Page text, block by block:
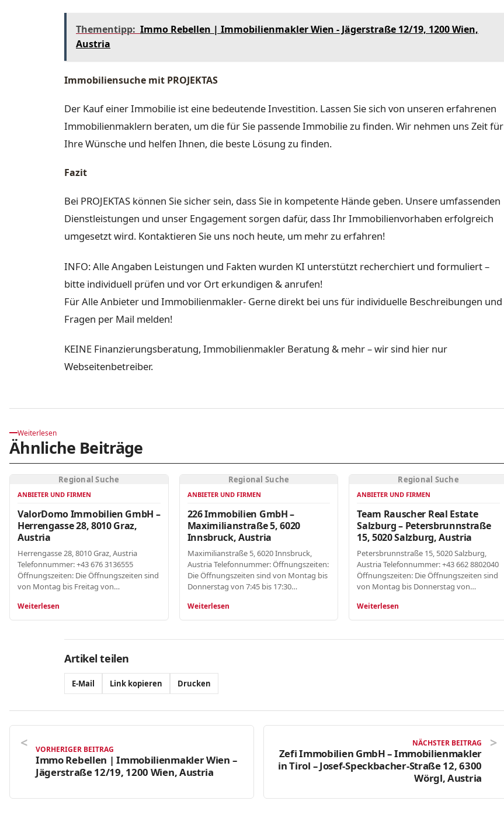
Thementipp: Immo Rebellen | Immobilienmakler Wien - Jägerstraße 12/19, 1200 Wien,
Austria
Immobiliensuche mit PROJEKTAS
Der Kauf einer Immobilie ist eine bedeutende Investition. Lassen Sie sich von unseren erfahrenen
Immobilienmaklern beraten, um die für Sie passende Immobilie zu finden. Wir nehmen uns Zeit für
Ihre Wünsche und helfen Ihnen, die beste Lösung zu finden.
Fazit
Bei PROJEKTAS können Sie sicher sein, dass Sie in kompetente Hände geben. Unsere umfassenden
Dienstleistungen und unser Engagement sorgen dafür, dass Ihr Immobilienvorhaben erfolgreich
umgesetzt wird. Kontaktieren Sie uns noch heute, um mehr zu erfahren!
INFO: Alle Angaben Leistungen und Fakten wurden KI unterstützt recherchiert und formuliert –
bitte individuell prüfen und vor Ort erkundigen & anrufen!
Für Alle Anbieter und Immobilienmakler- Gerne direkt bei uns für individuelle Beschreibungen und
Fragen per Mail melden!
KEINE Finanzierungsberatung, Immobilienmakler Beratung & mehr – wir sind hier nur
Webseitenbetreiber.
Weiterlesen
Ähnliche Beiträge
Regional Suche
ANBIETER UND FIRMEN
ValorDomo Immobilien GmbH –
Herrengasse 28, 8010 Graz,
Austria
Herrengasse 28, 8010 Graz, Austria
Telefonnummer: +43 676 3136555
Öffnungszeiten: Die Öffnungszeiten sind
von Montag bis Freitag von…
Weiterlesen
Regional Suche
ANBIETER UND FIRMEN
226 Immobilien GmbH –
Maximilianstraße 5, 6020
Innsbruck, Austria
Maximilianstraße 5, 6020 Innsbruck,
Austria Telefonnummer: Öffnungszeiten:
Die Öffnungszeiten sind von Montag bis
Donnerstag von 7:45 bis 17:30…
Weiterlesen
Regional Suche
ANBIETER UND FIRMEN
Team Rauscher Real Estate
Salzburg – Petersbrunnstraße
15, 5020 Salzburg, Austria
Petersbrunnstraße 15, 5020 Salzburg,
Austria Telefonnummer: +43 662 8802040
Öffnungszeiten: Die Öffnungszeiten sind
von Montag bis Donnerstag von…
Weiterlesen
Artikel teilen
E-Mail Link kopieren Drucken
VORHERIGER BEITRAG
Immo Rebellen | Immobilienmakler Wien –
Jägerstraße 12/19, 1200 Wien, Austria
NÄCHSTER BEITRAG
Zefi Immobilien GmbH – Immobilienmakler
in Tirol – Josef-Speckbacher-Straße 12, 6300
Wörgl, Austria